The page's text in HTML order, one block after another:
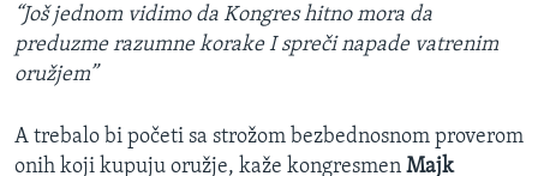
“Još jednom vidimo da Kongres hitno mora da
preduzme razumne korake I spreči napade vatrenim
oružjem”
A trebalo bi početi sa strožom bezbednosnom proverom
onih koji kupuju oružje, kaže kongresmen Majk